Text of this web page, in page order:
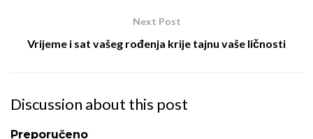
Next Post
Vrijeme i sat vašeg rođenja krije tajnu vaše ličnosti
Discussion about this post
Preporučeno